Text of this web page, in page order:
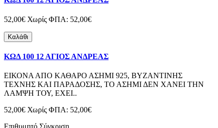
52,00€ Χωρίς ΦΠΑ: 52,00€
Καλάθι
ΚΩΔ 100 12 ΑΓΙΟΣ ΑΝΔΡΕΑΣ
ΕΙΚΟΝΑ ΑΠΟ ΚΑΘΑΡΟ ΑΣΗΜΙ 925, ΒΥΖΑΝΤΙΝΗΣ
ΤΕΧΝΗΣ ΚΑΙ ΠΑΡΑΔΟΣΗΣ, ΤΟ ΑΣΗΜΙ ΔΕΝ ΧΑΝΕΙ ΤΗΝ
ΛΑΜΨΗ ΤΟΥ, ΕΧΕΙ..
52,00€ Χωρίς ΦΠΑ: 52,00€